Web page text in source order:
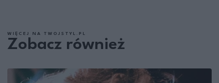
WIĘCEJ NA TWOJSTYL.PL
Zobacz również